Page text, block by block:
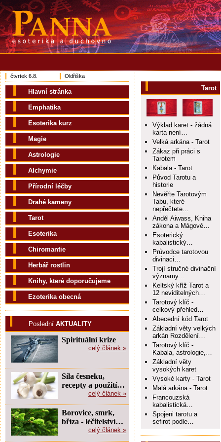
Tarot
Výklad karet - žádná
karta není…
Velká arkána - Tarot
Zákaz při práci s
Tarotem
Kabala - Tarot
Původ Tarotu a
historie
Nevěřte Tarotovým
Tabu, které
nepřečtete…
Anděl Aiwass, Kniha
zákona a Mágové…
Esoterický
kabalistický…
Průvodce tarotovou
divinaci…
Trojí stručné divinační
významy…
Keltský kříž Tarot a
12 neviditelných…
Tarotový klíč -
celkový přehled…
Abecední kód Tarot
Základní věty velkých
arkán Rozdělení…
Tarotový klíč -
Kabala, astrologie,…
Základní věty
vysokých karet
Vysoké karty - Tarot
Malá arkána - Tarot
Francouzská
kabalistická…
Spojeni tarotu a
sefirot podle…
čtvrtek 6.8. Oldřiška
Hlavní stránka
Emphatika
Esoterika kurz
Magie
Astrologie
Alchymie
Přírodní léčby
Drahé kameny
Tarot
Esoterika
Chiromantie
Herbář rostlin
Knihy, které doporučujeme
Ezoterika obecná
Poslední AKTUALITY
Spirituální krize
celý článek »
Síla česneku,
recepty a použití…
celý článek »
Borovice, smrk,
bříza - léčitelství…
celý článek »